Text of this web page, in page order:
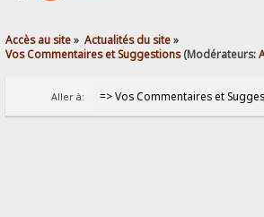
Accès au site» Actualités du site»
Vos Commentaires et Suggestions(Modérateurs:
Aller à: